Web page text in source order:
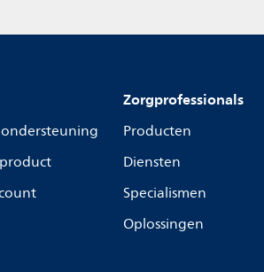
Zorgprofessionals
Producten
Diensten
Specialismen
Oplossingen